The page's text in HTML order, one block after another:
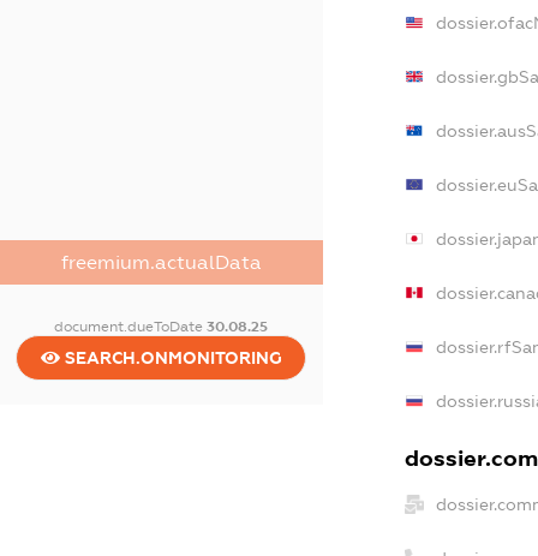
freemium.actualData
document.dueToDate30.08.25
SEARCH.ONMONITORING